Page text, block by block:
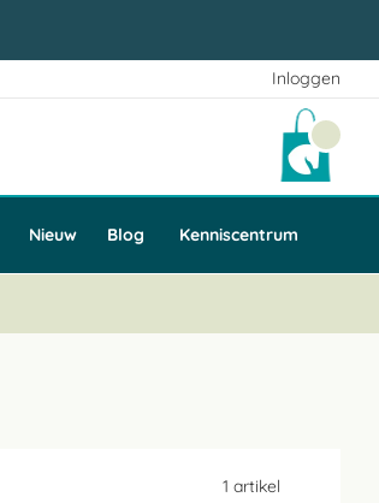
Inloggen
Nieuw Blog Kenniscentrum
1 artikel